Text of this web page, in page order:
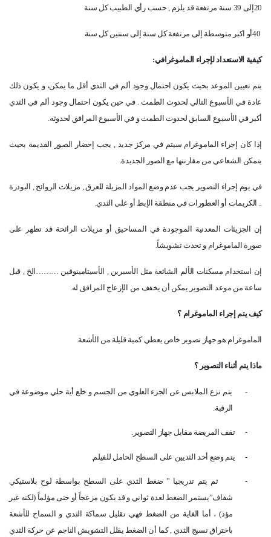
20 إلى 39 سنة مرتفعة قد يلزم , حسب رأي الطبيب كل سنة
40أو اكبر متوسطة إلى مرتفعة كل سنة إلى سنتين كل سنة
كيفية الاستعداد لإجراء الماموغرافي:
يتم تعيين الموعد بحيث يكون احتمال وجود ألم في الثدي أقل ما يمكن، و يكون ذلك
عادة في الأسبوع التالي لحدوث الطمث . في حين يكون احتمال وجود ألم في الثدي
أكبر في الأسبوع السابق لحدوث الطمث و في الأسبوع المرافق لحدوثه.
إذا كان إجراء الماموغرام سيتم في مركز جديد , يجب إحضار الصور القديمة بحيث
يتمكن الشعاعي من مقارنتها مع الصور الجديدة.
في يوم إجراء التصوير يجب عدم وضع المواد المزيلة للعرق , مزيلات الروائح , البودرة
.. الكريمات أو العطورات في منطقة الإبط أو على الثدي.
إن الجزيئات المعدنية الموجودة في المساحيق أو مزيلات الرائحة قد تظهر على
صورة الماموغرام و تحدث تشويشاً.
إن استخدام مسكنات الألم الشائعة مثل الأسبرين , الأسيتامينوفين ………الخ , قبل
ساعة من موعد التصوير يمكن أن يخفف من الإزعاج المرافق له.
كيف يتم إجراء الماموغرام ؟
الماموغرام هو جهاز تصوير خاص يعطي كمية قليلة من الأشعة.
ماذا يتم أثناء التصوير ؟
-
يتم نزع الملابس عن الجزء العلوي من الجسم و خلع أية حلي موضوعة في
الرقبة.
- تقف المريضة مقابل جهاز التصوير .
- يتم وضع أحد الثديين على السطح الحامل للفيلم
-
ثم يتم تدريجيا ” ضغط الثدي على السطح بواسطة لوح بلاستيكي
شفاف”يستمر الضغط لعدة ثواني و قد يكون مزعجاً أو حتى مؤلماً (لكنه غير
مؤذ) ، أما الغاية من الضغط فهي تقليل سماكة الثدي و السماح للأشعة
باختراق نسيج الثدي , كما أن الضغط يقلل التشويش الناجم عن حركة الثدي